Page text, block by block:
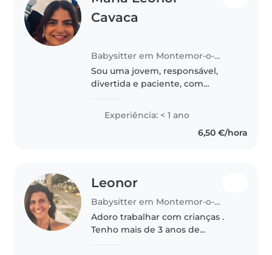
Cavaca
Babysitter em Montemor-o-Novo
Sou uma jovem, responsável,
divertida e paciente, com
crianças pequenas e pré-
escolares. Apesar de não ter
certificação de primeiros
Experiência: < 1 ano
6,50 €/hora
Leonor
Babysitter em Montemor-o-Novo
Adoro trabalhar com crianças .
Tenho mais de 3 anos de